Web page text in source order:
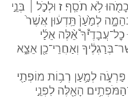
לֹ֥א תֹסִֽף׃ ז וּלְכֹ֣ל ׀ בְּנֵ֣י
לְמַ֙עַן֙ תֵּֽדְע֔וּן אֲשֶׁר֙
כׇל־עֲבָדֶ֩יךָ֩ אֵ֨לֶּה אֵלַ֜י
וְאַחֲרֵי־כֵ֖ן אֵצֵ֑א
לְמַ֛עַן רְב֥וֹת מוֹפְתַ֖י
הָאֵ֖לֶּה לִפְנֵ֣י